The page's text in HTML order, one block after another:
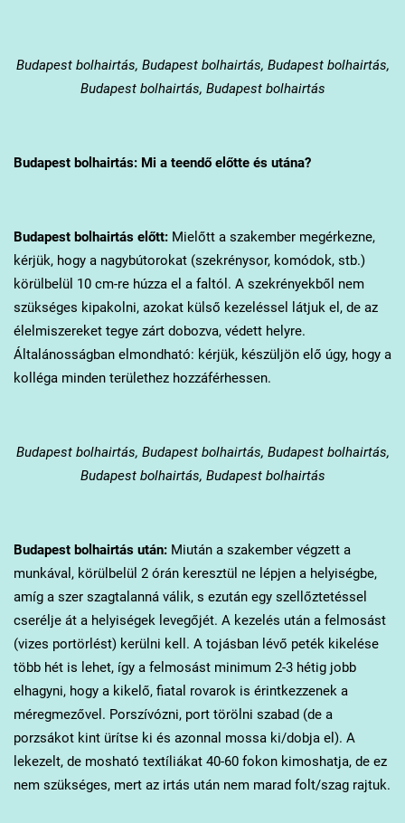
Budapestbolhairtás, Budapest bolhairtás, Budapest bolhairtás,
Budapest bolhairtás, Budapest bolhairtás
Budapestbolhairtás: Mi a teendő előtte és utána?
Budapestbolhairtás előtt:Mielőtt a szakember megérkezne,
kérjük, hogy a nagybútorokat (szekrénysor, komódok, stb.)
körülbelül 10 cm-re húzza el a faltól. A szekrényekből nem
szükséges kipakolni, azokat külső kezeléssel látjuk el, de az
élelmiszereket tegye zárt dobozva, védett helyre.
Általánosságban elmondható: kérjük, készüljön elő úgy, hogy a
kolléga minden területhez hozzáférhessen.
Budapestbolhairtás, Budapest bolhairtás, Budapest bolhairtás,
Budapest bolhairtás, Budapest bolhairtás
Budapestbolhairtás után:Miután a szakember végzett a
munkával, körülbelül 2 órán keresztül ne lépjen a helyiségbe,
amíg a szer szagtalanná válik, s ezután egy szellőztetéssel
cserélje át a helyiségek levegőjét. A kezelés után a felmosást
(vizes portörlést) kerülni kell. A tojásban lévő peték kikelése
több hét is lehet, így a felmosást minimum 2-3 hétig jobb
elhagyni, hogy a kikelő, fiatal rovarok is érintkezzenek a
méregmezővel. Porszívózni, port törölni szabad (de a
porzsákot kint ürítse ki és azonnal mossa ki/dobja el). A
lekezelt, de mosható textíliákat 40-60 fokon kimoshatja, de ez
nem szükséges, mert az irtás után nem marad folt/szag rajtuk.